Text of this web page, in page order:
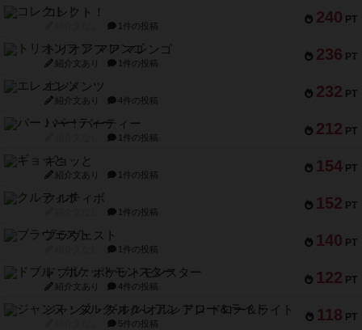
240 PT
コレクト！
1件の投稿
236 PT
トリオンフ ア マレンゴ
紹介文あり 1件の投稿
232 PT
エレメンツ
紹介文あり 4件の投稿
212 PT
バー！パーティー
1件の投稿
154 PT
ギョッと
紹介文あり 1件の投稿
152 PT
クルティボ
1件の投稿
140 PT
ブラヴェスト
1件の投稿
122 PT
ドブル：ポケットモンスター
紹介文あり 4件の投稿
118 PT
ジャンヌ・ダルク-オルレアン ドロー＆ライト
5件の投稿